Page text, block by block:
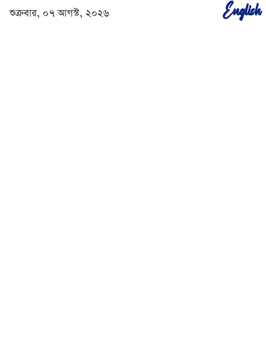
শুক্রবার, ০৭ আগস্ট, ২০২৬ English